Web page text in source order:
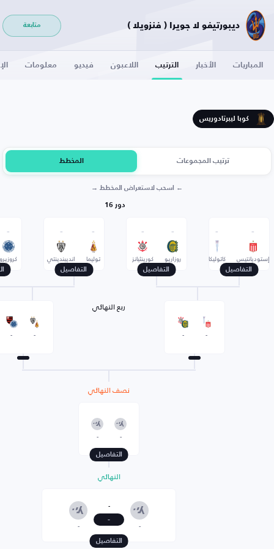
ديبورتيفو لا جويرا ( فنزويلا ) متابعة
المباريات الأخبار الترتيب اللاعبون فيديو معلومات
كوبا ليبرتادوريس
ترتيب المجموعات المخطط
← اسحب لاستعراض المخطط →
دور 16
-
إستوديانتيس
-
كاتوليكا
التفاصيل
-
روزاريو
-
كورينثيانز
التفاصيل
-
توليما
-
انديبندينتي
التفاصيل
-
كروزيرو
ربع النهائي
-
-
-
-
نصف النهائي
-
-
التفاصيل
النهائي
-
-
-
-
التفاصيل